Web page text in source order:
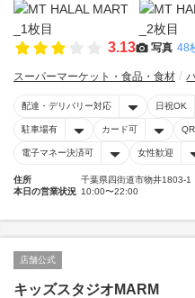
3.13 写真 48
スーパーマーケット・食品・食材
配達・デリバリー対応 日祝OK
駐車場有 カード可
電子マネー決済可 女性歓迎
住所
千葉県四街道市物井1803-1
本日の営業状況 10:00〜22:00
店舗公式
キッズスタジオMARM